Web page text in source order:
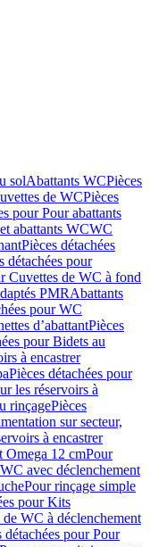
solAbattants WCPièces
de WCPièces
pour Pour abattants
abattants WCWC
Pièces détachées
détachées pour
Cuvettes de WC à fond
PMRAbattants
pour WC
d’abattantPièces
pour Bidets au
à encastrer
Pièces détachées pour
les réservoirs à
rinçagePièces
sur secteur,
à encastrer
Omega 12 cmPour
avec déclenchement
Pour rinçage simple
pour Kits
WC à déclenchement
détachées pour Pour